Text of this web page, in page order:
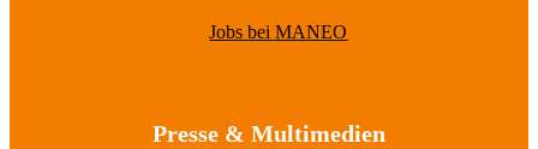
Jobs bei MANEO
Presse & Multimedien